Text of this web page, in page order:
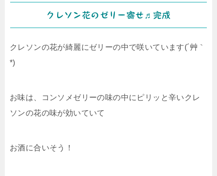
クレソン花のゼリー寄せ♬完成
クレソンの花が綺麗にゼリーの中で咲いています(´艸｀
*)
お味は、コンソメゼリーの味の中にピリッと辛いクレ
ソンの花の味が効いていて
お酒に合いそう！